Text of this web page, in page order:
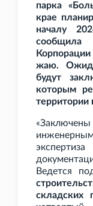
парка
крае
началу
жаю.
будут
которым
территории
Ведется
складских